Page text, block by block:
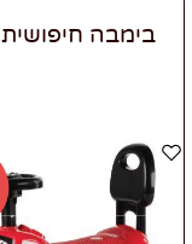
בימבה חיפושית IAM